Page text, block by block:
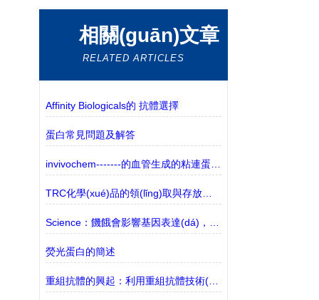
相關(guān)文章
RELATED ARTICLES
Affinity Biologicals的 抗體選擇
蛋白常見問題及解答
TRC化學(xué)品的領(lǐng)取與存放說明
熒光蛋白的簡述
重組抗體的興起：利用重組抗體技術(shù)的優(yōu)勢